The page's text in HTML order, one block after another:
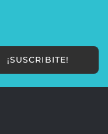
¡SUSCRIBITE!